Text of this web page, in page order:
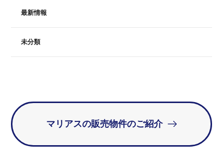
最新情報
未分類
マリアスの販売物件のご紹介